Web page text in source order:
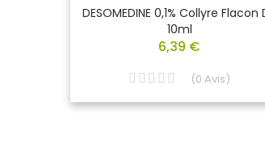
DESOMEDINE 0,1% Collyre Flacon
10ml
6,39 €
(0 Avis)